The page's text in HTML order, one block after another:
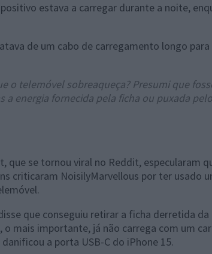
estava a carregar durante a noite,
de um cabo de carregamento longo
o telemóvel sobreaqueça? Presumi que
a energia fornecida pela ficha ou puxada pelo
que se tornou viral no Reddit, especularam
criticaram NoisilyMarvellous por ter usado
que conseguiu retirar a ficha derretida
mais importante, já não carrega com um
a porta USB-C do iPhone 15.